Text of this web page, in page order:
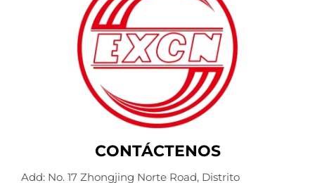
CONTÁCTENOS
Add: No. 17 Zhongjing Norte Road, Distrito